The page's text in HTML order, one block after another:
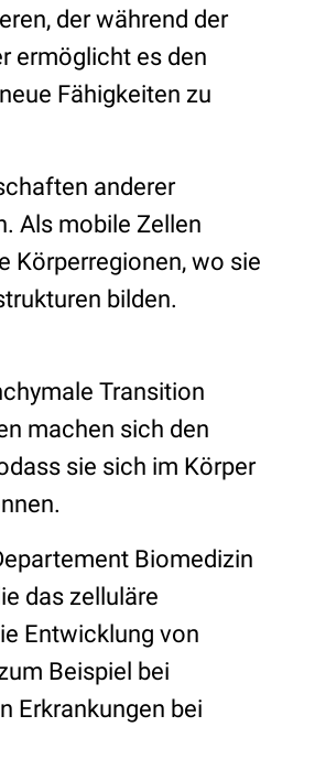
der während der
ermöglicht es den
Fähigkeiten zu
anderer
Als mobile Zellen
Körperregionen, wo sie
bilden.
Transition
machen sich den
sie sich im Körper
Biomedizin
das zelluläre
Entwicklung von
Beispiel bei
Erkrankungen bei